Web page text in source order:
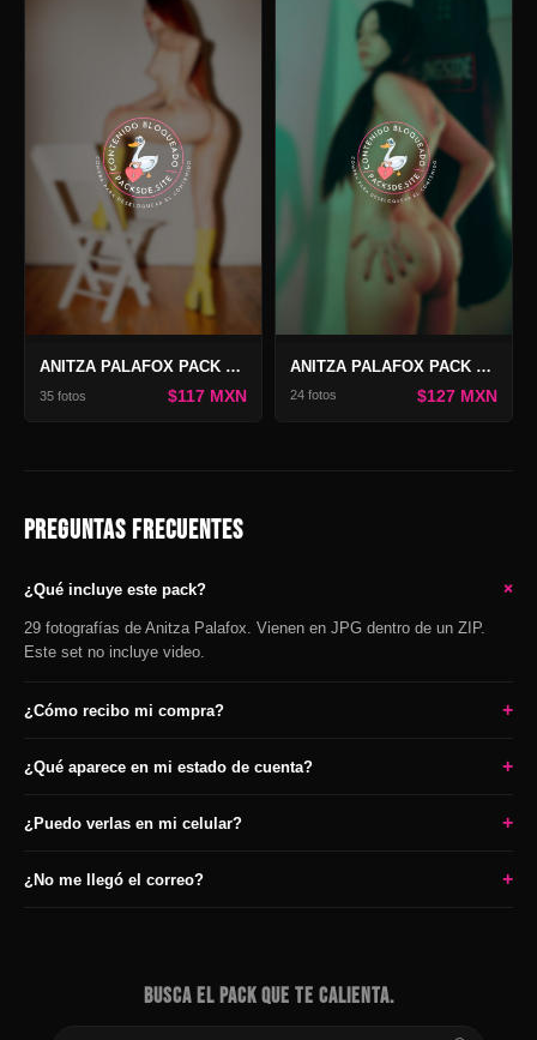
ANITZA PALAFOX PACK YELLOW FEVER
35 fotos $117 MXN
ANITZA PALAFOX PACK TRES
24 fotos $127 MXN
PREGUNTAS FRECUENTES
¿Qué incluye este pack? +
29 fotografías de Anitza Palafox. Vienen en JPG dentro de un ZIP.
Este set no incluye video.
¿Cómo recibo mi compra? +
¿Qué aparece en mi estado de cuenta? +
¿Puedo verlas en mi celular? +
¿No me llegó el correo? +
BUSCA EL PACK QUE TE CALIENTA.